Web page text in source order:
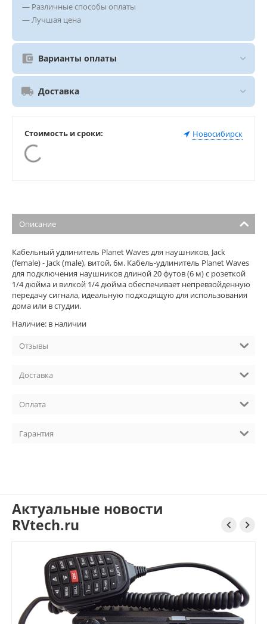
— Различные способы оплаты
— Лучшая цена
Варианты оплаты
Доставка
Стоимость и сроки: Новосибирск
Описание
Кабельный удлинитель Planet Waves для наушников, Jack
(female) - Jack (male), витой, 6м. Кабель-удлинитель Planet Waves
для подключения наушников длиной 20 футов (6 м) с розеткой
1/4 дюйма и вилкой 1/4 дюйма обеспечивает непревзойденную
передачу сигнала, идеальную подходящую для использования
дома или в студии.
Наличие: в наличии
Отзывы
Доставка
Оплата
Гарантия
Актуальные новости
RVtech.ru
 